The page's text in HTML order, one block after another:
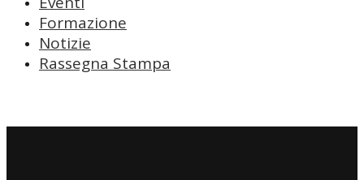
Formazione
Notizie
Rassegna Stampa